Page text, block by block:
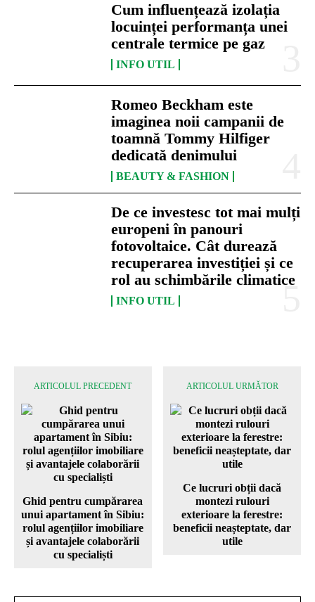
Cum influențează izolația
locuinței performanța unei
centrale termice pe gaz
INFO UTIL
Romeo Beckham este
imaginea noii campanii de
toamnă Tommy Hilfiger
dedicată denimului
BEAUTY & FASHION
De ce investesc tot mai mulți
europeni în panouri
fotovoltaice. Cât durează
recuperarea investiției și ce
rol au schimbările climatice
INFO UTIL
ARTICOLUL PRECEDENT
Ghid pentru cumpărarea
unui apartament în Sibiu:
rolul agențiilor imobiliare
și avantajele colaborării
cu specialiști
ARTICOLUL URMĂTOR
Ce lucruri obții dacă
montezi rulouri
exterioare la ferestre:
beneficii neașteptate, dar
utile